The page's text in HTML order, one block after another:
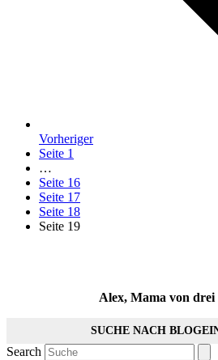
Vorheriger
Seite 1
…
Seite 16
Seite 17
Seite 18
Seite 19
Alex, Mama von
SUCHE NACH
Search